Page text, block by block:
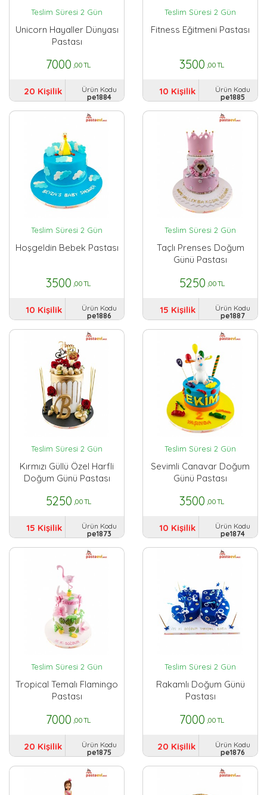
Teslim Süresi 2 Gün
Unicorn Hayaller Dünyası
Pastası
7000 ,00 TL
20 Kişilik
Ürün Kodu
pe1884
Teslim Süresi 2 Gün
Fitness Eğitmeni Pastası
3500 ,00 TL
10 Kişilik
Ürün Kodu
pe1885
Teslim Süresi 2 Gün
Hoşgeldin Bebek Pastası
3500 ,00 TL
10 Kişilik
Ürün Kodu
pe1886
Teslim Süresi 2 Gün
Taçlı Prenses Doğum
Günü Pastası
5250 ,00 TL
15 Kişilik
Ürün Kodu
pe1887
Teslim Süresi 2 Gün
Kırmızı Güllü Özel Harfli
Doğum Günü Pastası
5250 ,00 TL
15 Kişilik
Ürün Kodu
pe1873
Teslim Süresi 2 Gün
Sevimli Canavar Doğum
Günü Pastası
3500 ,00 TL
10 Kişilik
Ürün Kodu
pe1874
Teslim Süresi 2 Gün
Tropical Temalı Flamingo
Pastası
7000 ,00 TL
20 Kişilik
Ürün Kodu
pe1875
Teslim Süresi 2 Gün
Rakamlı Doğum Günü
Pastası
7000 ,00 TL
20 Kişilik
Ürün Kodu
pe1876